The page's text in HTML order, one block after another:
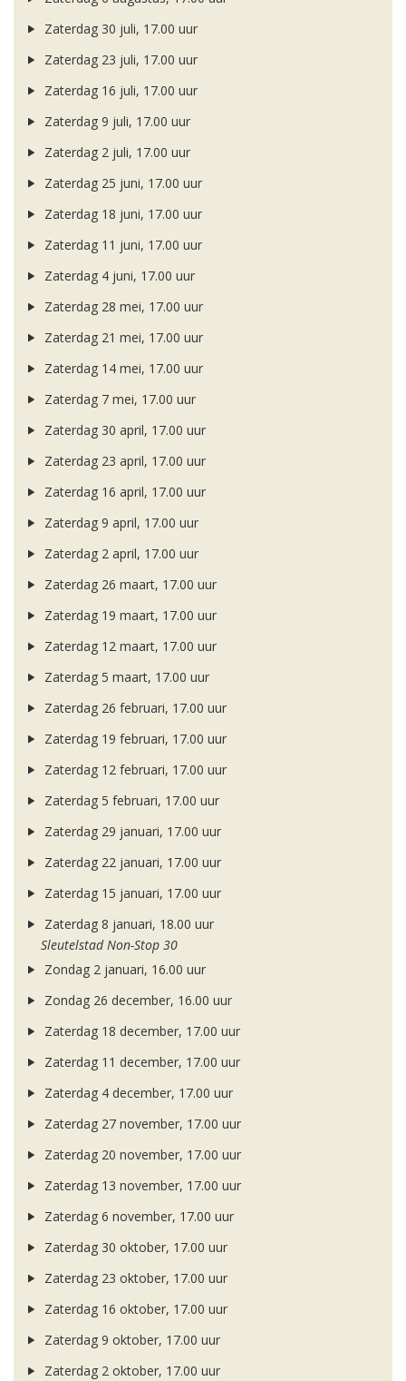
Zaterdag 30 juli, 17.00 uur
Zaterdag 23 juli, 17.00 uur
Zaterdag 16 juli, 17.00 uur
Zaterdag 9 juli, 17.00 uur
Zaterdag 2 juli, 17.00 uur
Zaterdag 25 juni, 17.00 uur
Zaterdag 18 juni, 17.00 uur
Zaterdag 11 juni, 17.00 uur
Zaterdag 4 juni, 17.00 uur
Zaterdag 28 mei, 17.00 uur
Zaterdag 21 mei, 17.00 uur
Zaterdag 14 mei, 17.00 uur
Zaterdag 7 mei, 17.00 uur
Zaterdag 30 april, 17.00 uur
Zaterdag 23 april, 17.00 uur
Zaterdag 16 april, 17.00 uur
Zaterdag 9 april, 17.00 uur
Zaterdag 2 april, 17.00 uur
Zaterdag 26 maart, 17.00 uur
Zaterdag 19 maart, 17.00 uur
Zaterdag 12 maart, 17.00 uur
Zaterdag 5 maart, 17.00 uur
Zaterdag 26 februari, 17.00 uur
Zaterdag 19 februari, 17.00 uur
Zaterdag 12 februari, 17.00 uur
Zaterdag 5 februari, 17.00 uur
Zaterdag 29 januari, 17.00 uur
Zaterdag 22 januari, 17.00 uur
Zaterdag 15 januari, 17.00 uur
Zaterdag 8 januari, 18.00 uur
Sleutelstad Non-Stop 30
Zondag 2 januari, 16.00 uur
Zondag 26 december, 16.00 uur
Zaterdag 18 december, 17.00 uur
Zaterdag 11 december, 17.00 uur
Zaterdag 4 december, 17.00 uur
Zaterdag 27 november, 17.00 uur
Zaterdag 20 november, 17.00 uur
Zaterdag 13 november, 17.00 uur
Zaterdag 6 november, 17.00 uur
Zaterdag 30 oktober, 17.00 uur
Zaterdag 23 oktober, 17.00 uur
Zaterdag 16 oktober, 17.00 uur
Zaterdag 9 oktober, 17.00 uur
Zaterdag 2 oktober, 17.00 uur